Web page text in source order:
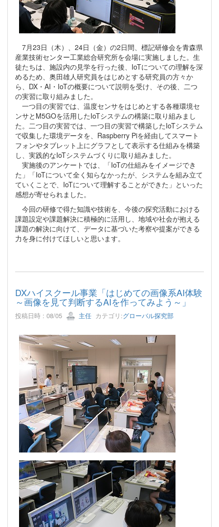
7月23日（木）、24日（金）の2日間、標記研修会を青森県
産業技術センター工業総合研究所を会場に実施しました。生
徒たちは、施設内の見学を行った後、IoTについての理解を深
めるため、奥田雄人研究員をはじめとする研究員の方々か
ら、DX・AI・IoTの概要について説明を受け、その後、二つ
の実習に取り組みました。
一つ目の実習では、温度センサをはじめとする各種環境セ
ンサとM5GOを活用したIoTシステムの構築に取り組みまし
た。二つ目の実習では、一つ目の実習で構築したIoTシステム
で収集した環境データを、Raspberry Piを経由してスマート
フォンやタブレット上にグラフとして表示する仕組みを構築
し、実践的なIoTシステムづくりに取り組みました。
実施後のアンケートでは、「IoTの仕組みをイメージでき
た」「IoTについて全く知らなかったが、システムを組み立て
ていくことで、IoTについて理解することができた」といった
感想が寄せられました。
今回の研修で得た知識や技術を、今後の探究活動における
課題設定や課題解決に積極的に活用し、地域や社会が抱える
課題の解決に向けて、データに基づいた考察や提案ができる
力を身に付けてほしいと思います。
DXハイスクール事業「はじめての画像系AI体験
～画像を見て判断するAIを作ってみよう～」
投稿日時 : 08/05 主任 カテゴリ:グローバル探究部